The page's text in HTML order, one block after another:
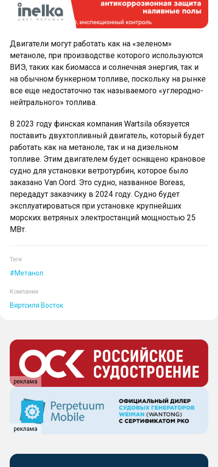
Двигатели могут работать как на «зеленом»
метаноле, при производстве которого используются
ВИЭ, таких как биомасса и солнечная энергия, так и
на обычном бункерном топливе, поскольку на рынке
все еще недостаточно так называемого «углеродно-
нейтрального» топлива.
В 2023 году финская компания Wartsila обязуется
поставить двухтопливный двигатель, который будет
работать как на метаноле, так и на дизельном
топливе. Этим двигателем будет оснащено крановое
судно для установки ветротурбин, которое было
заказано Van Oord. Это судно, названное Boreas,
передадут заказчику в 2024 году. Судно будет
эксплуатироваться при установке крупнейших
морских ветряных электростанций мощностью 25
МВт.
Теги
Метанол
Компании
Вяртсиля Восток
реклама
реклама